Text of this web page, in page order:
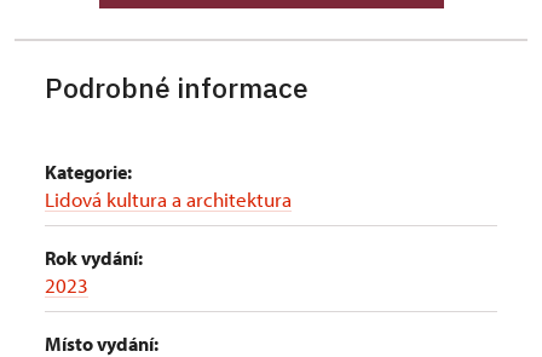
Podrobné informace
Kategorie:
Lidová kultura a architektura
Rok vydání:
2023
Místo vydání: